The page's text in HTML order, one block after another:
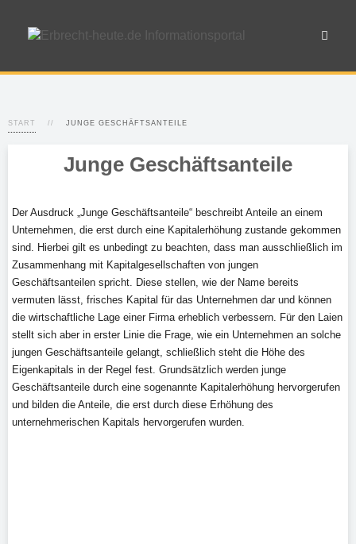
START JUNGE GESCHÄFTSANTEILE
Junge Geschäftsanteile
Der Ausdruck „Junge Geschäftsanteile“ beschreibt Anteile an einem
Unternehmen, die erst durch eine Kapitalerhöhung zustande gekommen
sind. Hierbei gilt es unbedingt zu beachten, dass man ausschließlich im
Zusammenhang mit Kapitalgesellschaften von jungen
Geschäftsanteilen spricht. Diese stellen, wie der Name bereits
vermuten lässt, frisches Kapital für das Unternehmen dar und können
die wirtschaftliche Lage einer Firma erheblich verbessern. Für den Laien
stellt sich aber in erster Linie die Frage, wie ein Unternehmen an solche
jungen Geschäftsanteile gelangt, schließlich steht die Höhe des
Eigenkapitals in der Regel fest. Grundsätzlich werden junge
Geschäftsanteile durch eine sogenannte Kapitalerhöhung hervorgerufen
und bilden die Anteile, die erst durch diese Erhöhung des
unternehmerischen Kapitals hervorgerufen wurden.